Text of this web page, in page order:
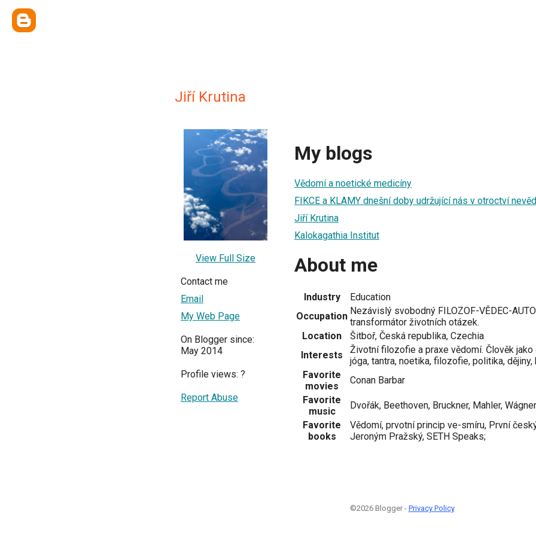
Jiří Krutina
View Full Size
Contact me
Email
My Web Page
On Blogger since:
May 2014
Profile views: ?
Report Abuse
My blogs
Vědomí a noetické medicíny
FIKCE a KLAMY dnešní doby udržující nás v otroctví
Jiří Krutina
Kalokagathia Institut
About me
Industry
Education
Occupation Nezávislý svobodný FILOZOF-VĚDEC-
transformátor životních otázek.
Location
Šitboř, Česká republika, Czechia
Interests
Životní filozofie a praxe vědomí. Člověk
jóga, tantra, noetika, filozofie, politika, dějiny,
Favorite
movies
Conan Barbar
Favorite
music
Dvořák, Beethoven, Bruckner, Mahler,
Favorite
books
Vědomí, prvotní princip ve-smíru, První
Jeroným Pražský, SETH Speaks;
©2026 Blogger - Privacy Policy